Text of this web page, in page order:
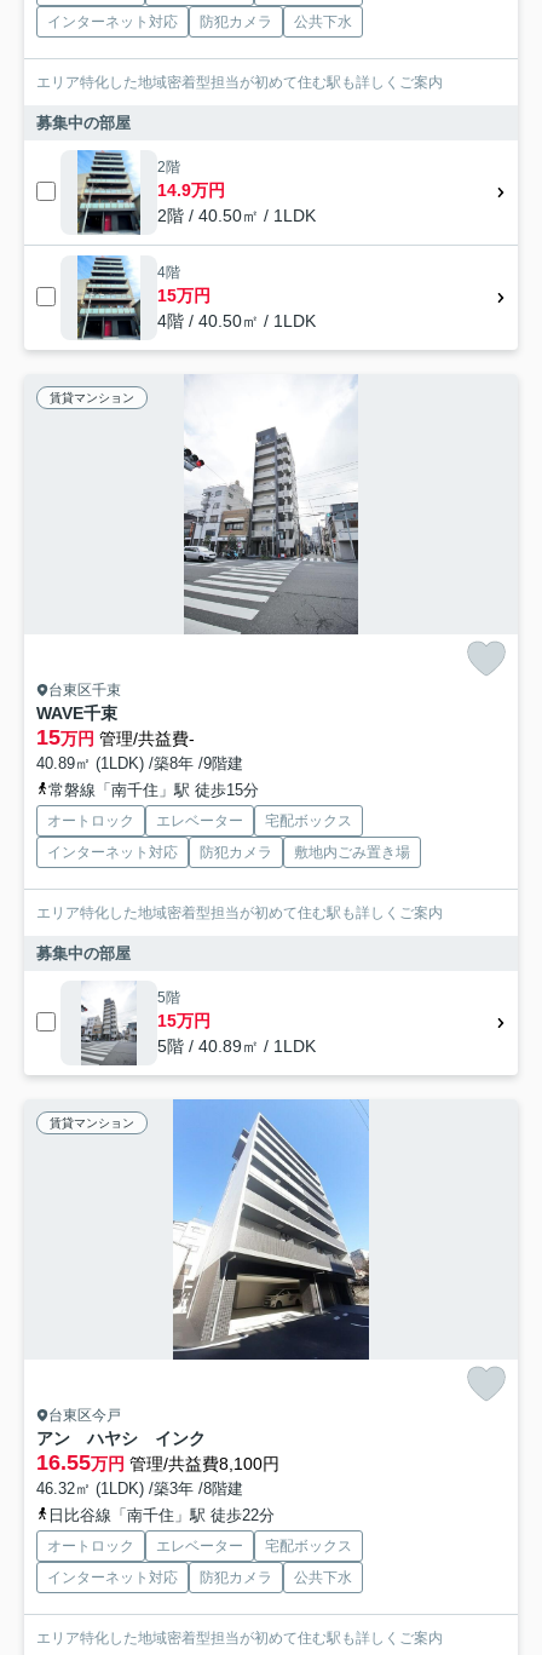
インターネット対応
防犯カメラ 公共下水
エリア特化した地域密着型担当が初めて住む駅も詳しくご案内
募集中の部屋
2階
14.9万円
2階 / 40.50㎡ / 1LDK
4階
15万円
4階 / 40.50㎡ / 1LDK
賃貸マンション
台東区千束
WAVE千束
15万円 管理/共益費-
40.89㎡ (1LDK) /築8年 /9階建
常磐線「南千住」駅 徒歩15分
オートロック エレベーター
宅配ボックス
インターネット対応
防犯カメラ 敷地内ごみ置き場
エリア特化した地域密着型担当が初めて住む駅も詳しくご案内
募集中の部屋
5階
15万円
5階 / 40.89㎡ / 1LDK
賃貸マンション
台東区今戸
アン ハヤシ インク
16.55万円 管理/共益費8,100円
46.32㎡ (1LDK) /築3年 /8階建
日比谷線「南千住」駅 徒歩22分
オートロック エレベーター
宅配ボックス
インターネット対応
防犯カメラ 公共下水
エリア特化した地域密着型担当が初めて住む駅も詳しくご案内